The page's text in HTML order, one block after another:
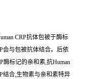
CRP抗体包被于酶标
会与包被抗体结合。后依
酶标记的亲和素,抗Human
结合,生物素与亲和素特异